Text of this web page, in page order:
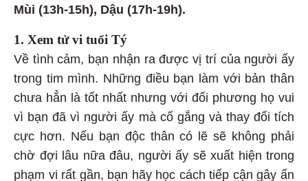
Mùi (13h-15h), Dậu (17h-19h).
1. Xem tử vi tuổi Tý
Về tình cảm, bạn nhận ra được vị trí của người ấy
trong tim mình. Những điều bạn làm với bản thân
chưa hẳn là tốt nhất nhưng với đối phương họ vui
vì bạn đã vì người ấy mà cố gắng và thay đổi tích
cực hơn. Nếu bạn độc thân có lẽ sẽ không phải
chờ đợi lâu nữa đâu, người ấy sẽ xuất hiện trong
phạm vi rất gần, bạn hãy học cách tiếp cận gây ấn